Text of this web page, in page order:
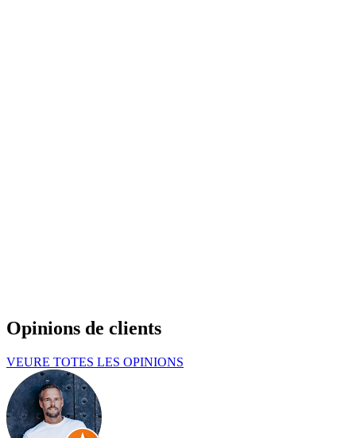
Opinions de clients
VEURE TOTES LES OPINIONS